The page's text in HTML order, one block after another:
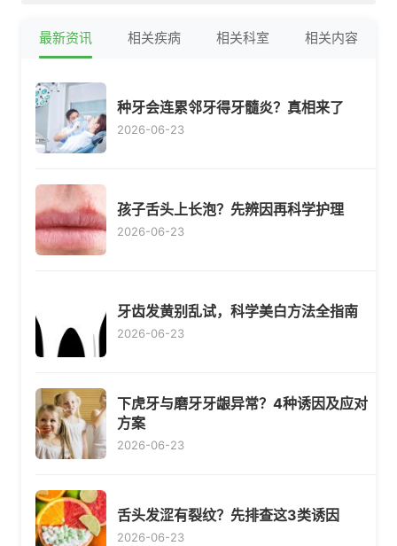
最新资讯 相关疾病 相关科室 相关内容
种牙会连累邻牙得牙髓炎？真相来了
2026-06-23
孩子舌头上长泡？先辨因再科学护理
2026-06-23
牙齿发黄别乱试，科学美白方法全指南
2026-06-23
下虎牙与磨牙牙龈异常？4种诱因及应对
方案
2026-06-23
舌头发涩有裂纹？先排查这3类诱因
2026-06-23